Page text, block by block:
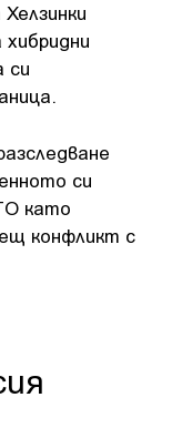
си
си
като
конфликт с